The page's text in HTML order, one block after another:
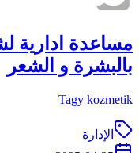
مساعدة ادارية
بالبشرة و الشعر
Tagy kozmetik
الإدارة